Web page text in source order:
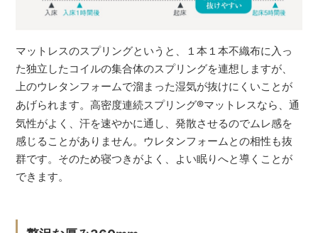
マットレスのスプリングというと、１本１本不織布に入っ
た独立したコイルの集合体のスプリングを連想しますが、
上のウレタンフォームで溜まった湿気が抜けにくいことが
あげられます。高密度連続スプリング®マットレスなら、通
気性がよく、汗を速やかに通し、発散させるのでムレ感を
感じることがありません。ウレタンフォームとの相性も抜
群です。そのため寝つきがよく、よい眠りへと導くことが
できます。